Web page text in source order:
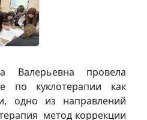
Валерьевна провела
по куклотерапии как
одно из направлений
метод коррекции